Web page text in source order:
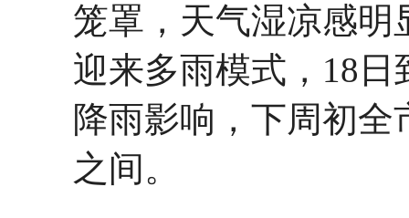
笼罩，天气湿凉感明
迎来多雨模式，18
降雨影响，下周初全
之间。